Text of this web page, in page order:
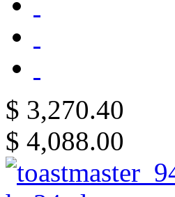
$ 3,270.40
$ 4,088.00